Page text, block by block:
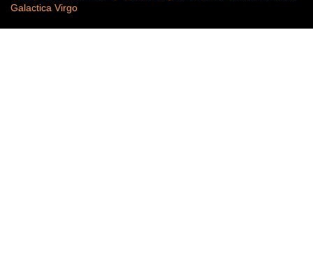
Galactica Virgo